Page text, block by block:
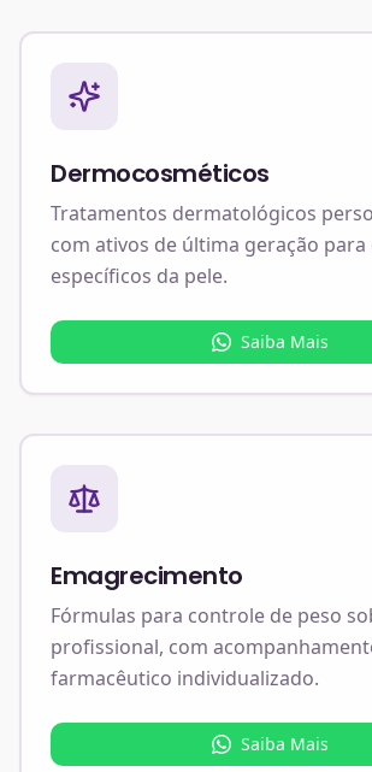
Dermocosméticos
Tratamentos dermatológicos
com ativos de última geração para
específicos da pele.
Saiba Mais
Emagrecimento
Fórmulas para controle de peso
profissional, com
farmacêutico individualizado.
Saiba Mais